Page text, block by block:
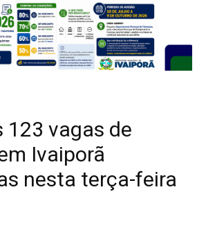
123 vagas de
Ivaiporã
nesta terça-feira